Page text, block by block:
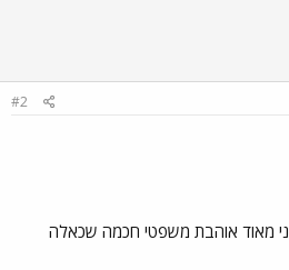
#2
מאוד אוהבת משפטי חכמה שכאלה